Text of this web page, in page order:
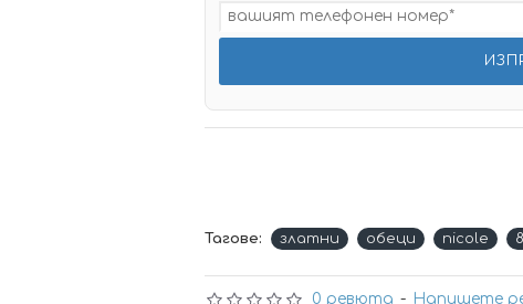
0 ревюта - Напишете
Тагове: златни обеци nicole